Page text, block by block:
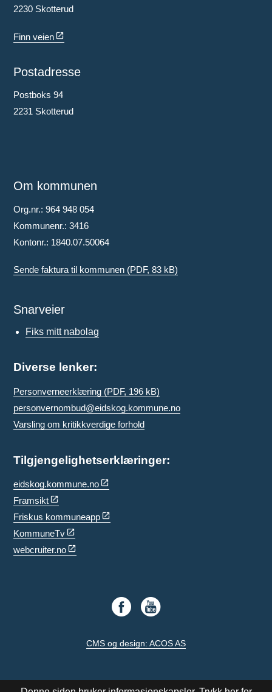
2230 Skotterud
Finn veien
Postadresse
Postboks 94
2231 Skotterud
Om kommunen
Org.nr.: 964 948 054
Kommunenr.: 3416
Kontonr.: 1840.07.50064
Sende faktura til kommunen (PDF, 83 kB)
Snarveier
Fiks mitt nabolag
Diverse lenker:
Personverneerklæring (PDF, 196 kB)
personvernombud@eidskog.kommune.no
Varsling om kritikkverdige forhold
Tilgjengelighetserklæringer:
eidskog.kommune.no
Framsikt
Friskus kommuneapp
KommuneTv
webcruiter.no
CMS og design: ACOS AS